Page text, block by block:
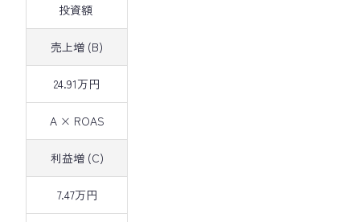
投資額
売上増 (B)
24.91万円
A × ROAS
利益増 (C)
7.47万円